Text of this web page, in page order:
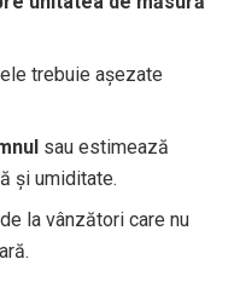
trebuie așezate
sau estimează
și umiditate.
la vânzători care nu